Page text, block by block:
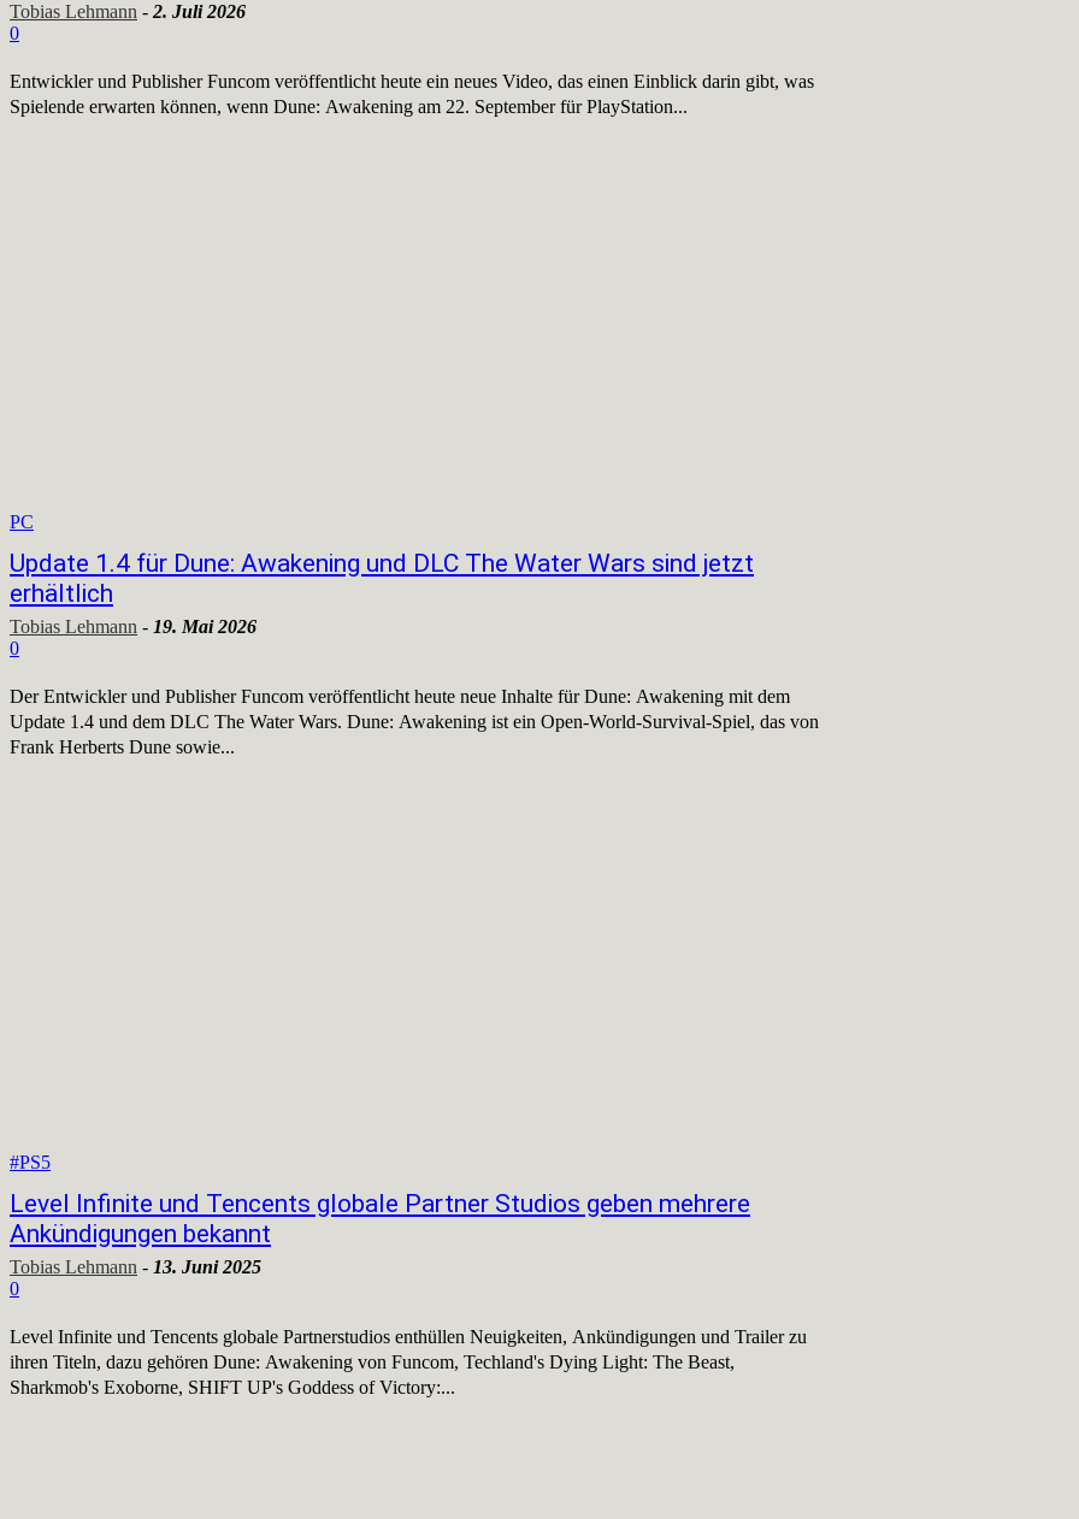
Tobias Lehmann - 2. Juli 2026
0
Entwickler und Publisher Funcom veröffentlicht heute ein neues Video, das einen Einblick darin gibt, was
Spielende erwarten können, wenn Dune: Awakening am 22. September für PlayStation...
PC
Update 1.4 für Dune: Awakening und DLC The Water Wars sind jetzt
erhältlich
Tobias Lehmann - 19. Mai 2026
0
Der Entwickler und Publisher Funcom veröffentlicht heute neue Inhalte für Dune: Awakening mit dem
Update 1.4 und dem DLC The Water Wars. Dune: Awakening ist ein Open-World-Survival-Spiel, das von
Frank Herberts Dune sowie...
#PS5
Level Infinite und Tencents globale Partner Studios geben mehrere
Ankündigungen bekannt
Tobias Lehmann - 13. Juni 2025
0
Level Infinite und Tencents globale Partnerstudios enthüllen Neuigkeiten, Ankündigungen und Trailer zu
ihren Titeln, dazu gehören Dune: Awakening von Funcom, Techland's Dying Light: The Beast,
Sharkmob's Exoborne, SHIFT UP's Goddess of Victory:...